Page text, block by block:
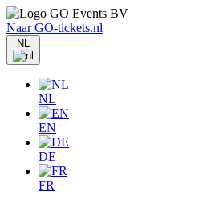
Naar GO-tickets.nl
NL
NL
EN
DE
FR